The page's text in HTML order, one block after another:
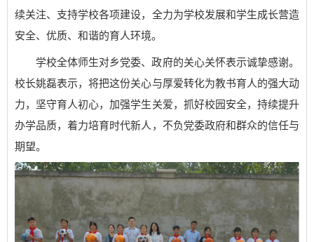
续关注、支持学校各项建设，全力为学校发展和学生成长营造
安全、优质、和谐的育人环境。
学校全体师生对乡党委、政府的关心关怀表示诚挚感谢。
校长姚磊表示，将把这份关心与厚爱转化为教书育人的强大动
力，坚守育人初心，加强学生关爱，抓好校园安全，持续提升
办学品质，着力培育时代新人，不负党委政府和群众的信任与
期望。